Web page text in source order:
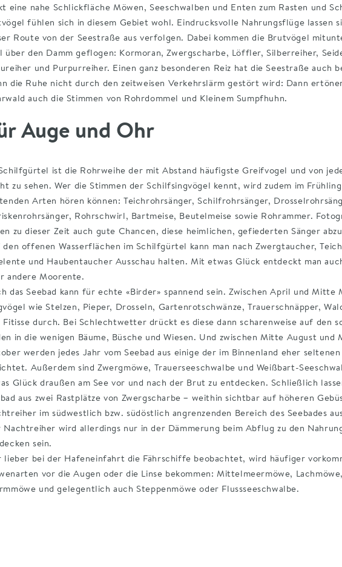
eine nahe Schlickfläche Möwen, Seeschwalben und Enten zum Rasten und
fühlen sich in diesem Gebiet wohl. Eindrucksvolle Nahrungsflüge lassen
Route von der Seestraße aus verfolgen. Dabei kommen die Brutvögel
über den Damm geflogen: Kormoran, Zwergscharbe, Löffler, Silberreiher,
und Purpurreiher. Einen ganz besonderen Reiz hat die Seestraße auch
die Ruhe nicht durch den zeitweisen Verkehrslärm gestört wird: Dann
auch die Stimmen von Rohrdommel und Kleinem Sumpfhuhn.
Auge und Ohr
ist die Rohrweihe der mit Abstand häufigste Greifvogel und von
zu sehen. Wer die Stimmen der Schilfsingvögel kennt, wird zudem im
Arten hören können: Teichrohrsänger, Schilfrohrsänger,
Rohrschwirl, Bartmeise, Beutelmeise sowie Rohrammer.
zu dieser Zeit auch gute Chancen, diese heimlichen, gefiederten Sänger
offenen Wasserflächen im Schilfgürtel kann man nach Zwergtaucher,
und Haubentaucher Ausschau halten. Mit etwas Glück entdeckt man
andere Moorente.
das Seebad kann für echte «Birder» spannend sein. Zwischen April und Mitte
wie Stelzen, Pieper, Drosseln, Gartenrotschwänze, Trauerschnäpper,
Fitisse durch. Bei Schlechtwetter drückt es diese dann scharenweise auf den
in die wenigen Bäume, Büsche und Wiesen. Und zwischen Mitte August und
werden jedes Jahr vom Seebad aus einige der im Binnenland eher seltenen
Außerdem sind Zwergmöwe, Trauerseeschwalbe und Weißbart-
Glück draußen am See vor und nach der Brut zu entdecken. Schließlich
aus zwei Rastplätze von Zwergscharbe – weithin sichtbar auf höheren
im südwestlich bzw. südöstlich angrenzenden Bereich des Seebades
Nachtreiher wird allerdings nur in der Dämmerung beim Abflug zu den
sein.
lieber bei der Hafeneinfahrt die Fährschiffe beobachtet, wird häufiger
vor die Augen oder die Linse bekommen: Mittelmeermöwe, Lachmöwe,
und gelegentlich auch Steppenmöwe oder Flussseeschwalbe.
der Seestraße verläuft ein asphaltierter Radweg, der Fußweg zur Südlichen
verläuft direkt am Seedamm und ist daher sehr sandig.
zu wissen
Seebad gibt es auch einen netten Spielplatz für junge "Birder" mit weniger